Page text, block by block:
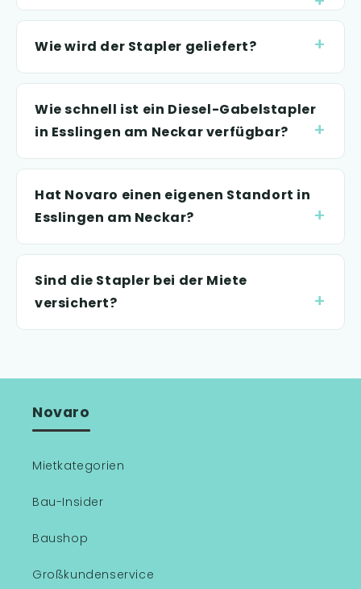
Wie wird der Stapler geliefert?
Wie schnell ist ein Diesel-Gabelstapler
in Esslingen am Neckar verfügbar?
Hat Novaro einen eigenen Standort in
Esslingen am Neckar?
Sind die Stapler bei der Miete
versichert?
Novaro
Mietkategorien
Bau-Insider
Baushop
Großkundenservice